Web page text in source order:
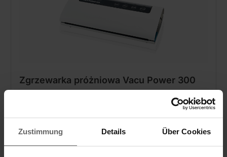
Zustimmung Details Über Cookies
Zgrzewarka próżniowa Vacu Power 300